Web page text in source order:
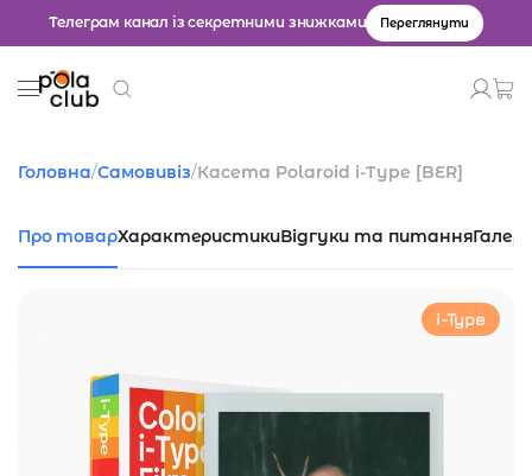
Телеграм канал із секретними знижками Переглянути
Товари
Головна/Самовивіз/Касета Polaroid i-Type [BER]
Про товарХарактеристикиВідгуки та питання
i-Type